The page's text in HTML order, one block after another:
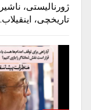
ژورنالیستی، ناشیر،
تاریخچی، اینقیلاب…